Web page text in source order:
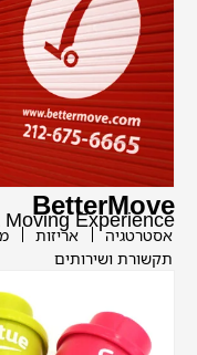
BetterMove
Experience
אסטרטגיה אריזות
תקשורת ושירותים